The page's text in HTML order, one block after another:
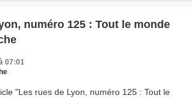
numéro 125 : Tout le monde
07:01